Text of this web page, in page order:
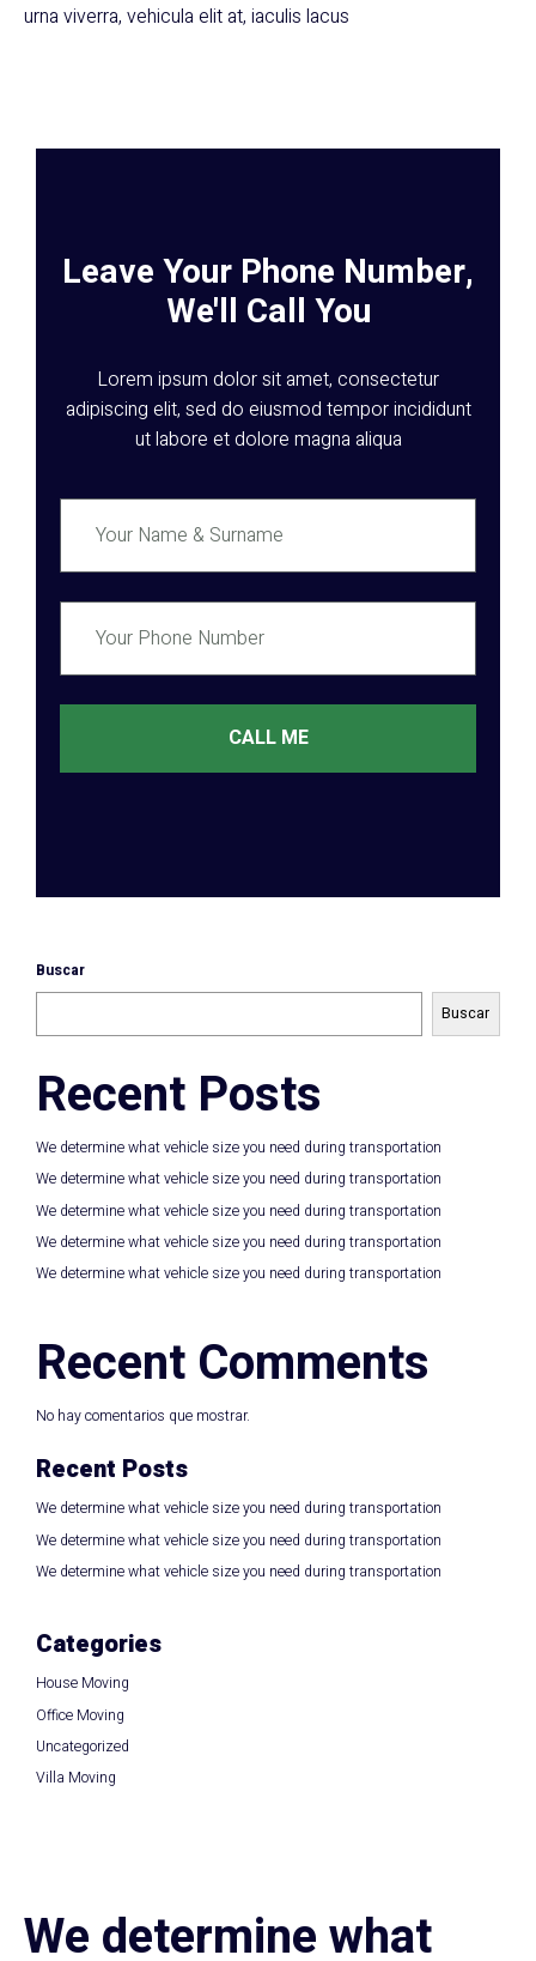
urna viverra, vehicula elit at, iaculis lacus
Leave Your Phone Number,
We'll Call You
Lorem ipsum dolor sit amet, consectetur
adipiscing elit, sed do eiusmod tempor incididunt
ut labore et dolore magna aliqua
CALL ME
Buscar
Buscar
Recent Posts
We determine what vehicle size you need during transportation
We determine what vehicle size you need during transportation
We determine what vehicle size you need during transportation
We determine what vehicle size you need during transportation
We determine what vehicle size you need during transportation
Recent Comments
No hay comentarios que mostrar.
Recent Posts
We determine what vehicle size you need during transportation
We determine what vehicle size you need during transportation
We determine what vehicle size you need during transportation
Categories
House Moving
Office Moving
Uncategorized
Villa Moving
We determine what